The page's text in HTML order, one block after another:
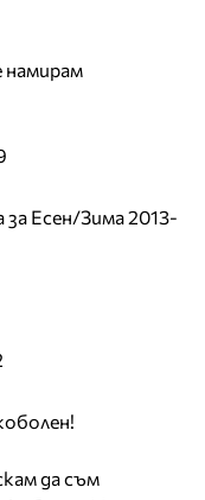
намирам
Есен/Зима 2013-
да съм